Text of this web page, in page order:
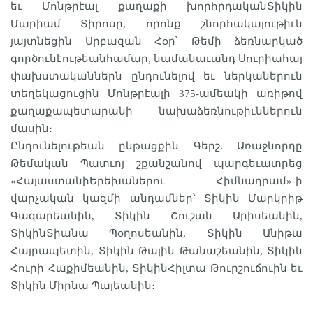
եւ Մոնթրէալ քաղաքի խորհրդականՏիկին
Մարիամ Տիրոսը, որոնք շնորհակալութիւն
յայտնեցին Սրբազան Հօր՝ Թեմի ձեռնարկած
գործունէութեանհամար, նամանաւանդ Սուրիահայ
փախստականներն ընդունելով եւ ներկաներուն
տեղեկացուցին Մոնթրէալի 375-ամեակի առիթով
քաղաքապետարանի նախաձեռնութիւններուն
մասին։
Ընդունելութեան ընթացքին Գերշ. Առաջնորդը
Թեմական Պատւոյ շքանշանով պարգեւատրեց
«ՀայաստանիԵրեխաներու Հիմնադրամ»-ի
վարչական կազմի անդամներ՝ Տիկին Մարկրիթ
Գազարեանին, Տիկին Շուշան Արիսեանին,
ՏիկինՏիանա Պօղոսեանին, Տիկին Անիթա
Հայրապետին, Տիկին Թալին Թանաշեանին, Տիկին
Հուրի Հաքիմեանին, ՏիկինՀիլտա Թուրշուճուին եւ
Տիկին Միրնա Պալեանին։